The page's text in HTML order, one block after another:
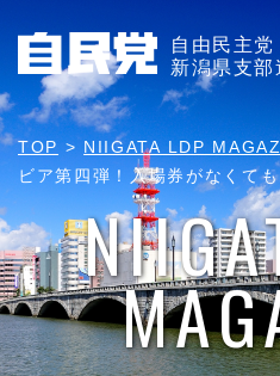
自由民主党
新潟県支部
TOP > NIIGATA LDP
ビア第四弾！入場券がなくて